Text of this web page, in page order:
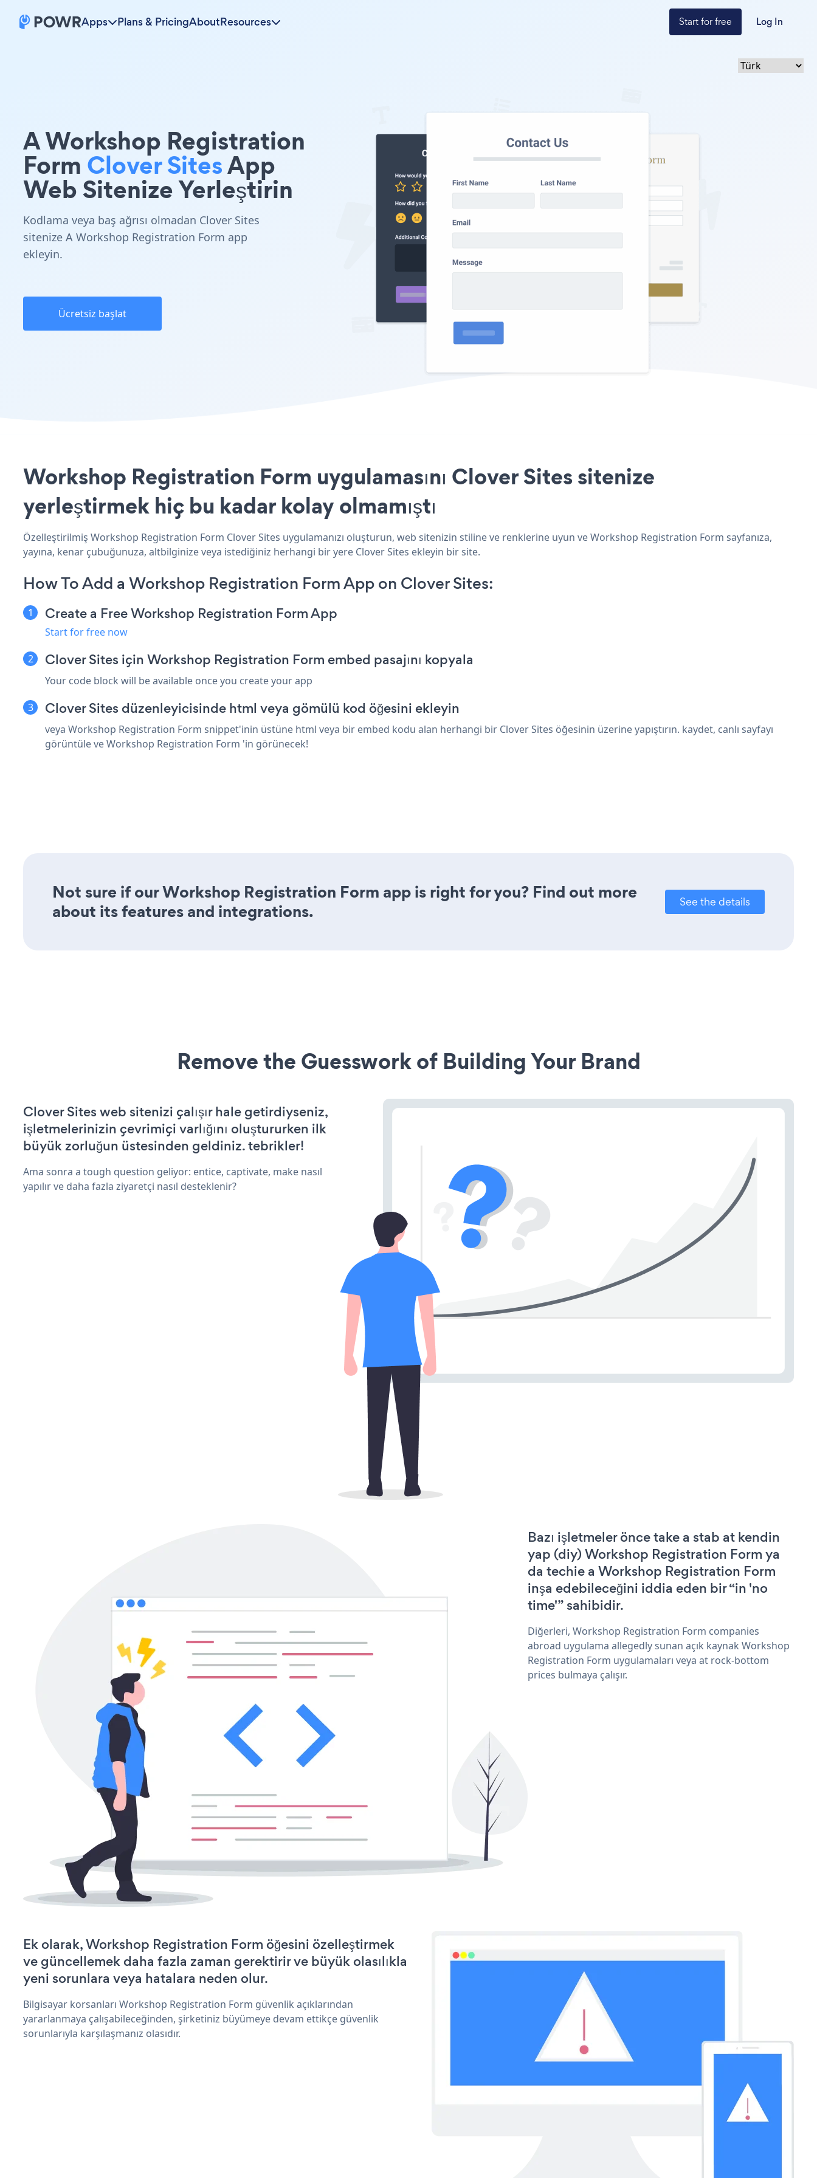
Apps Plans & PricingAboutResources Start for free Log In
A Workshop Registration
Form Clover SitesApp
Web Sitenize Yerleştirin
Kodlama veya baş ağrısı olmadan Clover Sites
sitenize A Workshop Registration Form app
ekleyin.
Ücretsiz başlat
Workshop Registration Form uygulamasını Clover Sites sitenize
yerleştirmek hiç bu kadar kolay olmamıştı
Özelleştirilmiş Workshop Registration Form Clover Sites uygulamanızı oluşturun, web sitenizin stiline ve renklerine uyun ve Workshop Registration Form sayfanıza,
yayına, kenar çubuğunuza, altbilginize veya istediğiniz herhangi bir yere Clover Sites ekleyin bir site.
How To Add a Workshop Registration Form App on Clover Sites:
Create a Free Workshop Registration Form App
Start for free now
Clover Sites için Workshop Registration Form embed pasajını kopyala
Your code block will be available once you create your app
Clover Sites düzenleyicisinde html veya gömülü kod öğesini ekleyin
veya Workshop Registration Form snippet'inin üstüne html veya bir embed kodu alan herhangi bir Clover Sites öğesinin üzerine yapıştırın. kaydet, canlı sayfayı
görüntüle ve Workshop Registration Form 'in görünecek!
Not sure if our Workshop Registration Form app is right for you? Find out more
about its features and integrations.
See the details
Remove the Guesswork of Building Your Brand
Clover Sites web sitenizi çalışır hale getirdiyseniz,
işletmelerinizin çevrimiçi varlığını oluştururken ilk
büyük zorluğun üstesinden geldiniz. tebrikler!
Ama sonra a tough question geliyor: entice, captivate, make nasıl
yapılır ve daha fazla ziyaretçi nasıl desteklenir?
Bazı işletmeler önce take a stab at kendin
yap (diy) Workshop Registration Form ya
da techie a Workshop Registration Form
inşa edebileceğini iddia eden bir “in 'no
time'” sahibidir.
Diğerleri, Workshop Registration Form companies
abroad uygulama allegedly sunan açık kaynak Workshop
Registration Form uygulamaları veya at rock-bottom
prices bulmaya çalışır.
Ek olarak, Workshop Registration Form öğesini özelleştirmek
ve güncellemek daha fazla zaman gerektirir ve büyük olasılıkla
yeni sorunlara veya hatalara neden olur.
Bilgisayar korsanları Workshop Registration Form güvenlik açıklarından
yararlanmaya çalışabileceğinden, şirketiniz büyümeye devam ettikçe güvenlik
sorunlarıyla karşılaşmanız olasıdır.